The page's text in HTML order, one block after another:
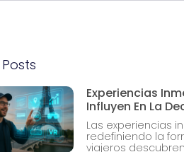
Experiencias
Influyen En La
Las experiencias
redefiniendo la
viajeros